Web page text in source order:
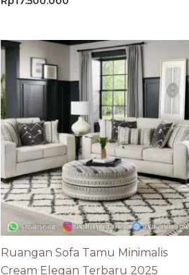
Ruangan Sofa Tamu Minimalis
Cream Elegan Terbaru 2025